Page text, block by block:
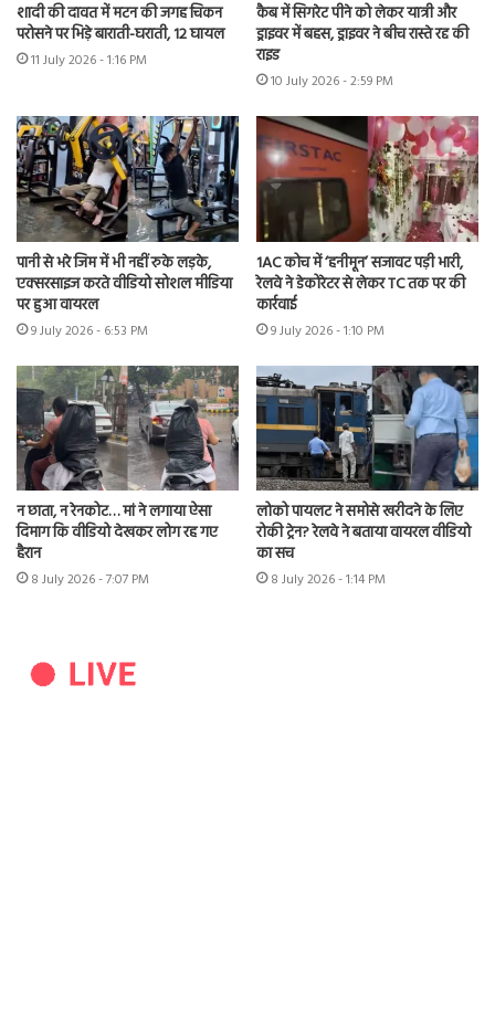
शादी की दावत में मटन की जगह चिकन
परोसने पर भिड़े बाराती-घराती, 12 घायल
11 July 2026 - 1:16 PM
कैब में सिगरेट पीने को लेकर यात्री और
ड्राइवर में बहस, ड्राइवर ने बीच रास्ते रद्द की
राइड
10 July 2026 - 2:59 PM
पानी से भरे जिम में भी नहीं रुके लड़के,
एक्सरसाइज करते वीडियो सोशल मीडिया
पर हुआ वायरल
9 July 2026 - 6:53 PM
1AC कोच में ‘हनीमून’ सजावट पड़ी भारी,
रेलवे ने डेकोरेटर से लेकर TC तक पर की
कार्रवाई
9 July 2026 - 1:10 PM
न छाता, न रेनकोट… मां ने लगाया ऐसा
दिमाग कि वीडियो देखकर लोग रह गए
हैरान
8 July 2026 - 7:07 PM
लोको पायलट ने समोसे खरीदने के लिए
रोकी ट्रेन? रेलवे ने बताया वायरल वीडियो
का सच
8 July 2026 - 1:14 PM